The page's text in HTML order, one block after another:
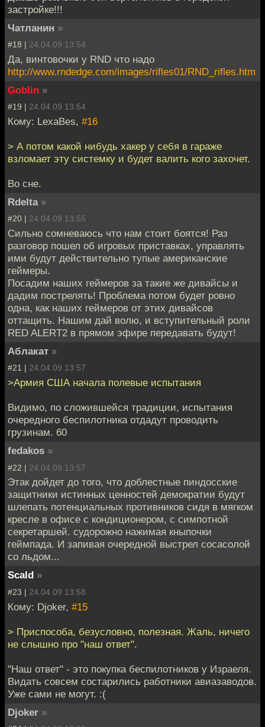
застройке!!!
Чатланин »
#18 | 24.04.09 13:54
Да, винтовочки у RND что надо
http://www.rndedge.com/images/rifles01/RND_rifles.htm
Goblin »
#19 | 24.04.09 13:54
Кому: LexaBes, #16
> А потом какой нибудь хакер у себя в гараже
взломает эту системку и будет валить кого захочет.
Во сне.
Rdelta »
#20 | 24.04.09 13:55
Сильно сомневаюсь что нам стоит боятся! Раз
разговор пошел об игровых приставках, управлять
ими будут действительно тупые американские
геймеры.
Посадим наших геймеров за такие же дивайсы и
дадим пострелять! Проблема потом будет ровно
одна, как наших геймеров от этих дивайсов
оттащить. Нашим дай волю, и вступительный роли
RED ALERT2 в прямом эфире передавать будут!
Аблакат »
#21 | 24.04.09 13:57
>Армия США начала полевые испытания
Видимо, по сложившейся традиции, испытания
очередного беспилотника отдадут проводить
грузинам. 60
fedakos »
#22 | 24.04.09 13:57
Этак дойдет до того, что доблестные пиндосские
защитники истинных ценностей демократии будут
шлепать потенциальных противников сидя в мягком
кресле в офисе с кондиционером, с симпотной
секретаршей. судорожно нажимая кныпочки
геймпада. И запивая очередной выстрел сосасолой
со льдом...
Scald »
#23 | 24.04.09 13:58
Кому: Djoker, #15
> Приспособа, безусловно, полезная. Жаль, ничего
не слышно про "наш ответ".
"Наш ответ" - это покупка беспилотников у Израеля.
Видать совсем состарились работники авиазаводов.
Уже сами не могут. :(
Djoker »